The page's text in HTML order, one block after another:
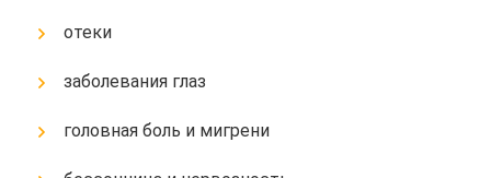
отеки
заболевания глаз
головная боль и мигрени